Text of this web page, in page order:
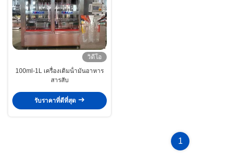
โดย PLC เครื่องเติมน้ํามันกินที่
ควบคุมโดย PLC เครื่องเติมน้ํามัน
ดื่มที่ควบคุมโดย PLC
วิดีโอ
100ml-1L เครื่องเติมน้ํามันอาหาร
สารสับ
รับราคาที่ดีที่สุด
1